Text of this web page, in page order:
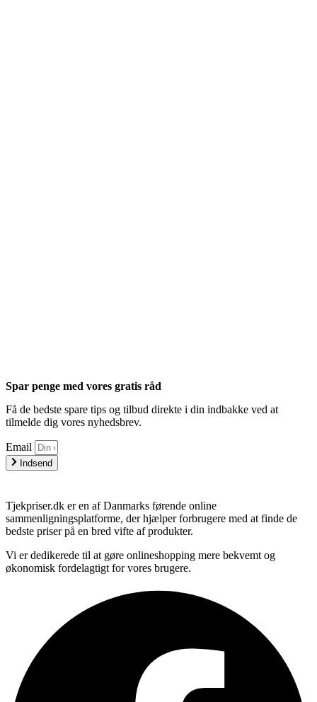
Spar penge med vores gratis råd
Få de bedste spare tips og tilbud direkte i din indbakke ved at
tilmelde dig vores nyhedsbrev.
Email
Indsend
Tjekpriser.dk er en af Danmarks førende online
sammenligningsplatforme, der hjælper forbrugere med at finde de
bedste priser på en bred vifte af produkter.
Vi er dedikerede til at gøre onlineshopping mere bekvemt og
økonomisk fordelagtigt for vores brugere.